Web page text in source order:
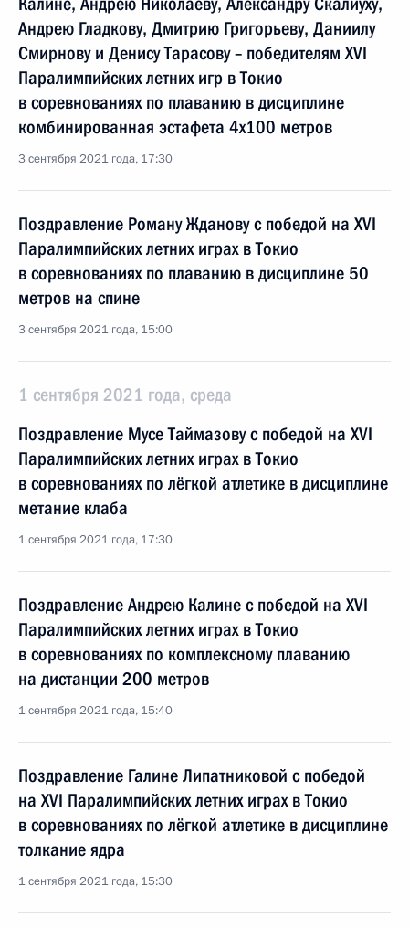
Андрею Гладкову, Дмитрию Григорьеву, Даниилу
Смирнову и Денису Тарасову – победителям XVI
Паралимпийских летних игр в Токио
в соревнованиях по плаванию в дисциплине
комбинированная эстафета 4x100 метров
3 сентября 2021 года, 17:30
Поздравление Роману Жданову с победой на XVI
Паралимпийских летних играх в Токио
в соревнованиях по плаванию в дисциплине 50
метров на спине
3 сентября 2021 года, 15:00
1 сентября 2021 года, среда
Поздравление Мусе Таймазову с победой на XVI
Паралимпийских летних играх в Токио
в соревнованиях по лёгкой атлетике в дисциплине
метание клаба
1 сентября 2021 года, 17:30
Поздравление Андрею Калине с победой на XVI
Паралимпийских летних играх в Токио
в соревнованиях по комплексному плаванию
на дистанции 200 метров
1 сентября 2021 года, 15:40
Поздравление Галине Липатниковой с победой
на XVI Паралимпийских летних играх в Токио
в соревнованиях по лёгкой атлетике в дисциплине
толкание ядра
1 сентября 2021 года, 15:30